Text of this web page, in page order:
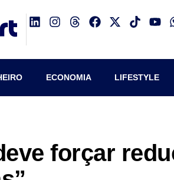
ECONOMIA LIFESTYLE
forçar